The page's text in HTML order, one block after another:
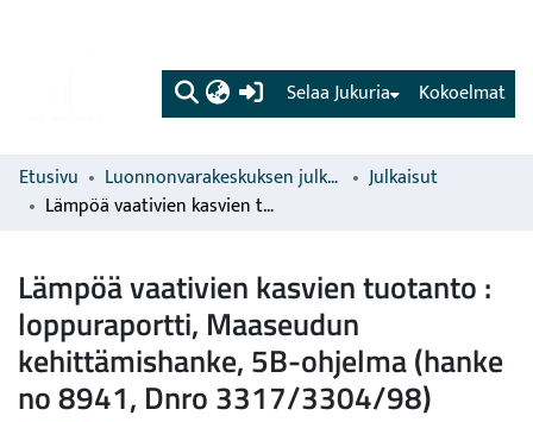
(current) Kokoelmat
Selaa Jukuria
Etusivu Luonnonvarakeskuksen julkaisut
Julkaisut
Lämpöä vaativien kasvien tuotanto : loppuraportti, Maaseudun kehittämishanke, 5B-ohjelma (hanke no 8941, Dnro 3317/3304/98)
Lämpöä vaativien kasvien tuotanto :
loppuraportti, Maaseudun
kehittämishanke, 5B-ohjelma (hanke
no 8941, Dnro 3317/3304/98)